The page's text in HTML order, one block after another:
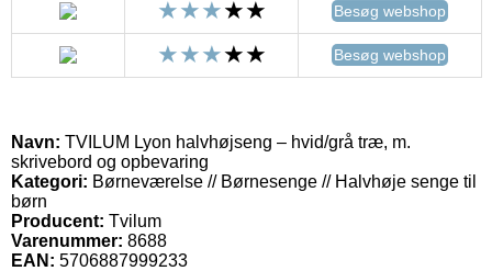
Besøg webshop
Besøg webshop
Navn: TVILUM Lyon halvhøjseng – hvid/grå træ, m.
skrivebord og opbevaring
Kategori: Børneværelse // Børnesenge // Halvhøje senge til
børn
Producent: Tvilum
Varenummer: 8688
EAN: 5706887999233